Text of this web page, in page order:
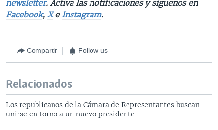
newsletter. Activa las notificaciones y síguenos en
Facebook, Xe Instagram.
Compartir Follow us
Relacionados
Los republicanos de la Cámara de Representantes buscan
unirse en torno a un nuevo presidente